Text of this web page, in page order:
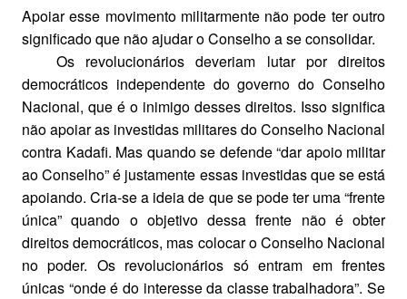
Apoiar esse movimento militarmente não pode ter outro
significado que não ajudar o Conselho a se consolidar.
Os revolucionários deveriam lutar por direitos
democráticos independente do governo do Conselho
Nacional, que é o inimigo desses direitos. Isso significa
não apoiar as investidas militares do Conselho Nacional
contra Kadafi. Mas quando se defende “dar apoio militar
ao Conselho” é justamente essas investidas que se está
apoiando. Cria-se a ideia de que se pode ter uma “frente
única” quando o objetivo dessa frente não é obter
direitos democráticos, mas colocar o Conselho Nacional
no poder. Os revolucionários só entram em frentes
únicas “onde é do interesse da classe trabalhadora”. Se